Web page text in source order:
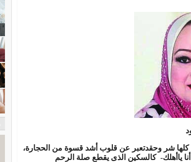
كلها شر وحقدتعبر عن قلوب أشد قسوة من الحجارة،
ياأ هلك- كالسكين الذى يقطع صلة الرحم